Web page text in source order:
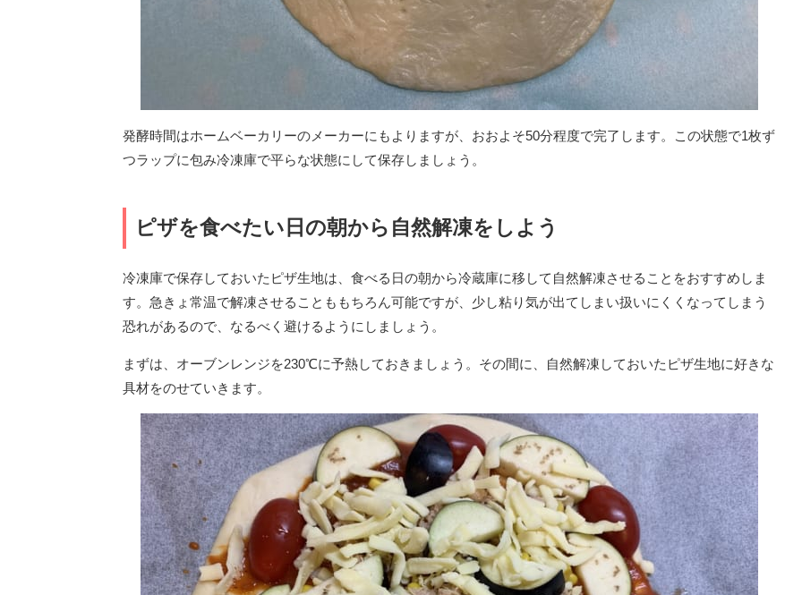
発酵時間はホームベーカリーのメーカーにもよりますが、おおよそ50分程度で完了します。この状態で1枚ず
つラップに包み冷凍庫で平らな状態にして保存しましょう。
ピザを食べたい日の朝から自然解凍をしよう
冷凍庫で保存しておいたピザ生地は、食べる日の朝から冷蔵庫に移して自然解凍させることをおすすめしま
す。急きょ常温で解凍させることももちろん可能ですが、少し粘り気が出てしまい扱いにくくなってしまう
恐れがあるので、なるべく避けるようにしましょう。
まずは、オーブンレンジを230℃に予熱しておきましょう。その間に、自然解凍しておいたピザ生地に好きな
具材をのせていきます。